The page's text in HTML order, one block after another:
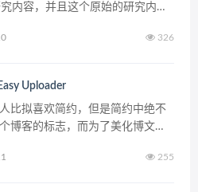
内容，并且这个原始的研究内容
引用的相关数据。因此，...
326
Uploader
比拟喜欢简约，但是简约中绝不
博客的标志，而为了美化博文，
据库中留下“渣滓”数据...
255